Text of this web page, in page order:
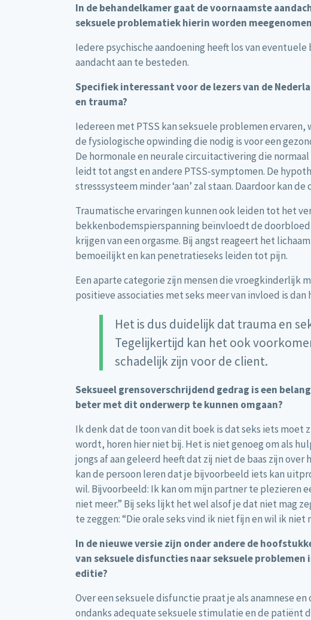
In de behandelkamer gaat de voornaamste
seksuele problematiek hierin worden
Iedere psychische aandoening heeft los van
aandacht aan te besteden.
Specifiek interessant voor de lezers van de
en trauma?
Iedereen met PTSS kan seksuele problemen
de fysiologische opwinding die nodig is voor een
De hormonale en neurale circuitactivering die
leidt tot angst en andere PTSS-symptomen. De
stresssysteem minder ‘aan’ zal staan. Daardoor kan
Traumatische ervaringen kunnen ook leiden tot het
bekkenbodemspierspanning beïnvloedt de
krijgen van een orgasme. Bij angst reageert het
bemoeilijkt en kan penetratieseks leiden tot pijn.
Een aparte categorie zijn mensen die vroegkinderlijk
positieve associaties met seks meer van invloed is
Het is dus duidelijk dat trauma en
Tegelijkertijd kan het ook
schadelijk zijn voor de client.
Seksueel grensoverschrijdend gedrag is een
beter met dit onderwerp te kunnen omgaan?
Ik denk dat de toon van dit boek is dat seks iets moet
wordt, horen hier niet bij. Het is niet genoeg om als
jongs af aan geleerd heeft dat zij niet de baas zijn
kan de persoon leren dat je bijvoorbeeld iets kan
wil. Bijvoorbeeld: Ik kan om mijn partner te plezieren
niet meer.” Bij seks lijkt het wel alsof je dat niet mag
te zeggen: “Die orale seks vind ik niet fijn en wil ik niet
In de nieuwe versie zijn onder andere de
van seksuele disfuncties naar seksuele
editie?
Over een seksuele disfunctie praat je als anamnese
ondanks adequate seksuele stimulatie en de patiënt